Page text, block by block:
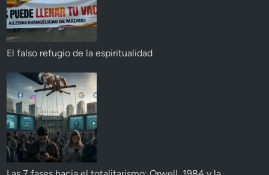
El falso refugio de la espiritualidad